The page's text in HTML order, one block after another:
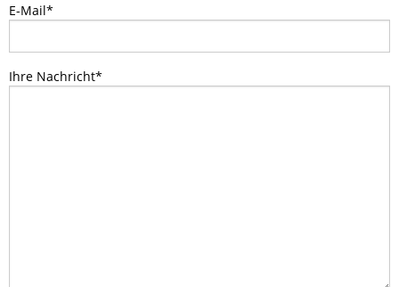
CHANCE
E-Mail*
Ihre Nachricht*